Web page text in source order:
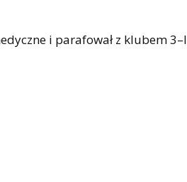
i parafował z klubem